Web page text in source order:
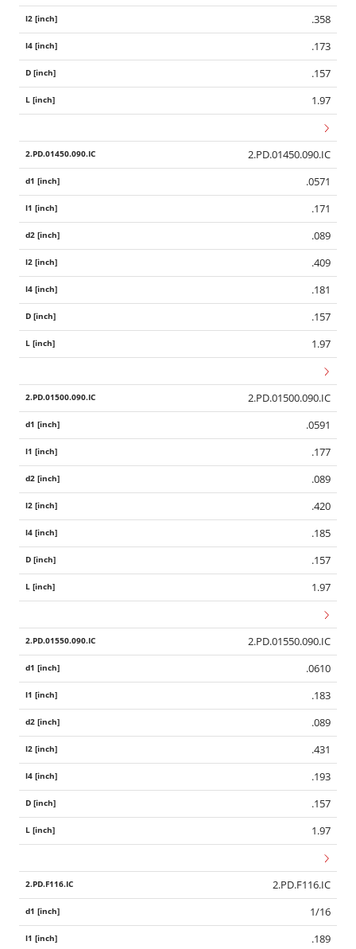
.358
.173
.157
1.97
2.PD.01450.090.IC
.0571
.171
.089
.409
.181
.157
1.97
2.PD.01500.090.IC
.0591
.177
.089
.420
.185
.157
1.97
2.PD.01550.090.IC
.0610
.183
.089
.431
.193
.157
1.97
2.PD.F116.IC
1/16
.189